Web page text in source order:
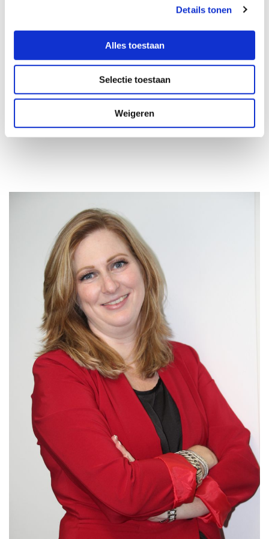
Details tonen
Alles toestaan
Selectie toestaan
Weigeren
Op grond van deze registratie is zij verplicht elk kalenderjaar
volgens de normen van de Nederlandse orde van advocaten
tien opleidingspunten te behalen op ieder geregistreerd
hoofdrechtsgebied.